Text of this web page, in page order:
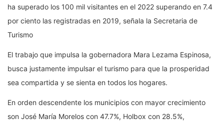
ha superado los 100 mil visitantes en el 2022 superando en 7.4
por ciento las registradas en 2019, señala la Secretaria de
Turismo
El trabajo que impulsa la gobernadora Mara Lezama Espinosa,
busca justamente impulsar el turismo para que la prosperidad
sea compartida y se sienta en todos los hogares.
En orden descendente los municipios con mayor crecimiento
son José María Morelos con 47.7%, Holbox con 28.5%,